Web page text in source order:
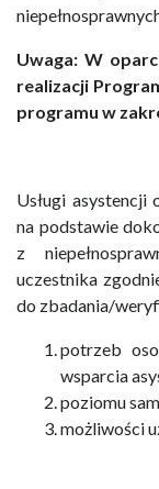
Uwaga: W
realizacji
programu w
Usługi asystencji
na podstawie
z
uczestnika
do zbadania/
potrzeb
wsparcia
poziomu
możliwości